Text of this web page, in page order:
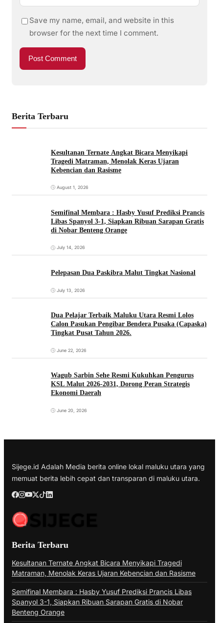
Save my name, email, and website in this
browser for the next time I comment.
Berita Terbaru
Kesultanan Ternate Angkat Bicara Menyikapi
Tragedi Matraman, Menolak Keras Ujaran
Kebencian dan Rasisme
August 1, 2026
Semifinal Membara : Hasby Yusuf Prediksi Prancis
Libas Spanyol 3-1, Siapkan Ribuan Sarapan Gratis
di Nobar Benteng Orange
July 14, 2026
Pelepasan Dua Paskibra Malut Tingkat Nasional
July 13, 2026
Dua Pelajar Terbaik Maluku Utara Resmi Lolos
Calon Pasukan Pengibar Bendera Pusaka (Capaska)
Tingkat Pusat Tahun 2026.
June 22, 2026
Wagub Sarbin Sehe Resmi Kukuhkan Pengurus
KSL Malut 2026-2031, Dorong Peran Strategis
Ekonomi Daerah
June 20, 2026
Sijege.id Adalah Media berita online lokal maluku utara yang
memuat berita lebih cepat dan transparan di maluku utara.
Berita Terbaru
Kesultanan Ternate Angkat Bicara Menyikapi Tragedi
Matraman, Menolak Keras Ujaran Kebencian dan Rasisme
Semifinal Membara : Hasby Yusuf Prediksi Prancis Libas
Spanyol 3-1, Siapkan Ribuan Sarapan Gratis di Nobar
Benteng Orange